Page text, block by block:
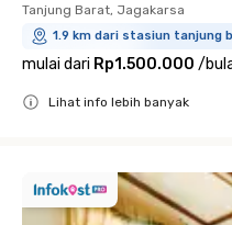
Tanjung Barat, Jagakarsa
1.9 km dari stasiun tanjung
mulai dari Rp1.500.000 /
Lihat info lebih banyak